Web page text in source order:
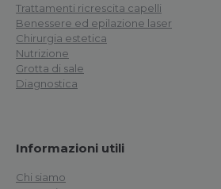
Trattamenti ricrescita capelli
Benessere ed epilazione laser
Chirurgia estetica
Nutrizione
Grotta di sale
Diagnostica
Informazioni utili
Chi siamo